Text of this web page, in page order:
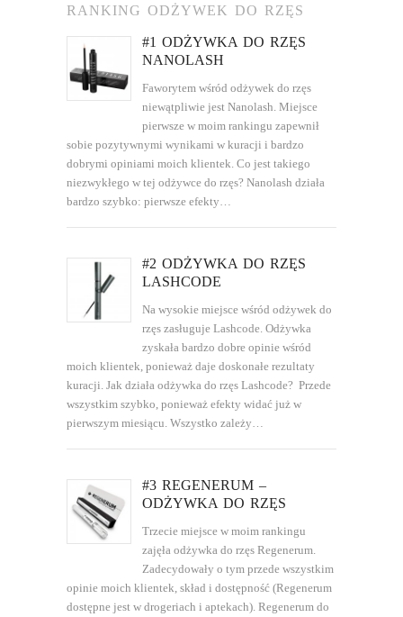
RANKING ODŻYWEK DO RZĘS
#1 ODŻYWKA DO RZĘS
NANOLASH
Faworytem wśród odżywek do rzęs
niewątpliwie jest Nanolash. Miejsce
pierwsze w moim rankingu zapewnił
sobie pozytywnymi wynikami w kuracji i bardzo
dobrymi opiniami moich klientek. Co jest takiego
niezwykłego w tej odżywce do rzęs? Nanolash działa
bardzo szybko: pierwsze efekty…
#2 ODŻYWKA DO RZĘS
LASHCODE
Na wysokie miejsce wśród odżywek do
rzęs zasługuje Lashcode. Odżywka
zyskała bardzo dobre opinie wśród
moich klientek, ponieważ daje doskonałe rezultaty
kuracji. Jak działa odżywka do rzęs Lashcode? Przede
wszystkim szybko, ponieważ efekty widać już w
pierwszym miesiącu. Wszystko zależy…
#3 REGENERUM –
ODŻYWKA DO RZĘS
Trzecie miejsce w moim rankingu
zajęła odżywka do rzęs Regenerum.
Zadecydowały o tym przede wszystkim
opinie moich klientek, skład i dostępność (Regenerum
dostępne jest w drogeriach i aptekach). Regenerum do